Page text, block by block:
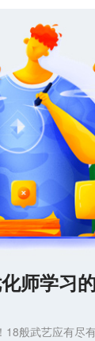
师学习
18般武艺应有尽有